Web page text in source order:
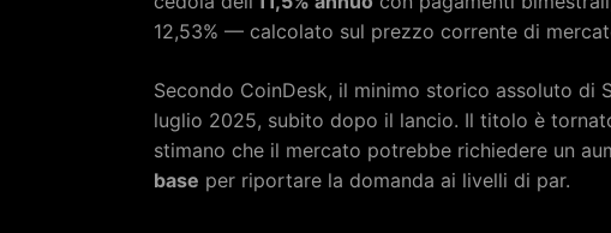
12,53% — calcolato sul prezzo corrente di
Secondo CoinDesk, il minimo storico assoluto di
luglio 2025, subito dopo il lancio. Il titolo è
stimano che il mercato potrebbe richiedere un
base per riportare la domanda ai livelli di par.